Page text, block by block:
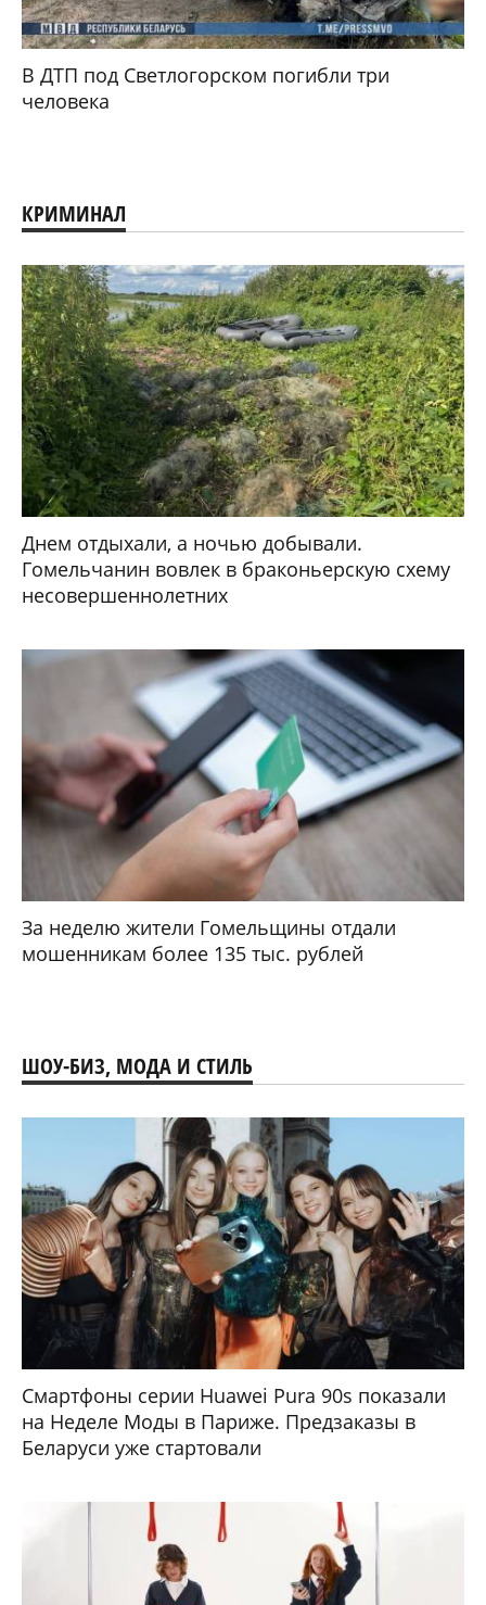
В ДТП под Светлогорском погибли три
человека
КРИМИНАЛ
Днем отдыхали, а ночью добывали.
Гомельчанин вовлек в браконьерскую схему
несовершеннолетних
За неделю жители Гомельщины отдали
мошенникам более 135 тыс. рублей
ШОУ-БИЗ, МОДА И СТИЛЬ
Смартфоны серии Huawei Pura 90s показали
на Неделе Моды в Париже. Предзаказы в
Беларуси уже стартовали